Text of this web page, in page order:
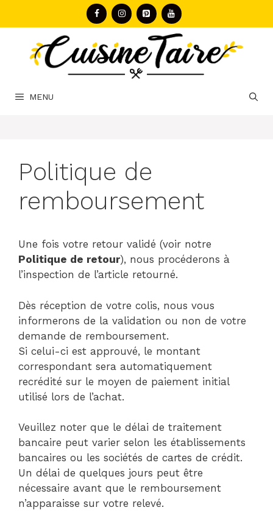
MENU
Politique de
remboursement
Une fois votre retour validé (voir notre
Politique de retour), nous procéderons à
l’inspection de l’article retourné.
Dès réception de votre colis, nous vous
informerons de la validation ou non de votre
demande de remboursement.
Si celui-ci est approuvé, le montant
correspondant sera automatiquement
recrédité sur le moyen de paiement initial
utilisé lors de l’achat.
Veuillez noter que le délai de traitement
bancaire peut varier selon les établissements
bancaires ou les sociétés de cartes de crédit.
Un délai de quelques jours peut être
nécessaire avant que le remboursement
n’apparaisse sur votre relevé.